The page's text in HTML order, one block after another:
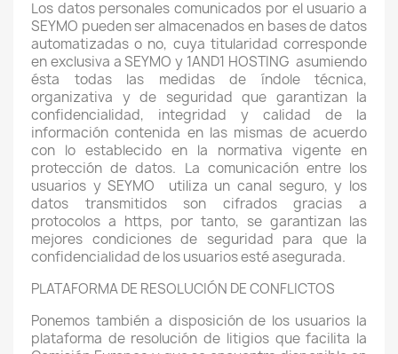
Los datos personales comunicados por el usuario a
SEYMO pueden ser almacenados en bases de datos
automatizadas o no, cuya titularidad corresponde
en exclusiva a SEYMO y 1AND1 HOSTING asumiendo
ésta todas las medidas de índole técnica,
organizativa y de seguridad que garantizan la
confidencialidad, integridad y calidad de la
información contenida en las mismas de acuerdo
con lo establecido en la normativa vigente en
protección de datos. La comunicación entre los
usuarios y SEYMO
utiliza un canal seguro, y los
datos transmitidos son cifrados gracias a
protocolos a https, por tanto, se garantizan las
mejores condiciones de seguridad para que la
confidencialidad de los usuarios esté asegurada.
PLATAFORMA DE RESOLUCIÓN DE CONFLICTOS
Ponemos también a disposición de los usuarios la
plataforma de resolución de litigios que facilita la